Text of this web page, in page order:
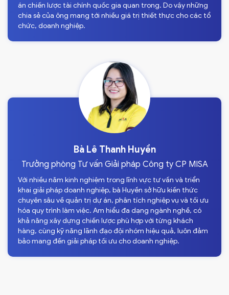
án chiến lược tài chính quốc gia quan trọng. Do vậy những
chia sẻ của ông mang tới nhiều giá trị thiết thực cho các tổ
chức, doanh nghiệp.
Bà Lê Thanh Huyền
Trưởng phòng Tư vấn Giải pháp Công ty CP MISA
Với nhiều năm kinh nghiệm trong lĩnh vực tư vấn và triển
khai giải pháp doanh nghiệp, bà Huyền sở hữu kiến thức
chuyên sâu về quản trị dự án, phân tích nghiệp vụ và tối ưu
hóa quy trình làm việc. Am hiểu đa dạng ngành nghề, có
khả năng xây dựng chiến lược phù hợp với từng khách
hàng, cùng kỹ năng lãnh đạo đội nhóm hiệu quả, luôn đảm
bảo mang đến giải pháp tối ưu cho doanh nghiệp.